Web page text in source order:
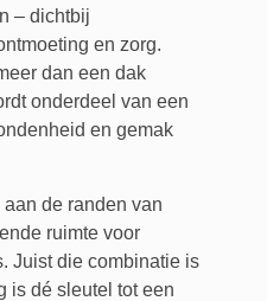
– dichtbij
en zorg.
dan een dak
onderdeel van een
en gemak
de randen van
ruimte voor
Juist die combinatie is
is dé sleutel tot een